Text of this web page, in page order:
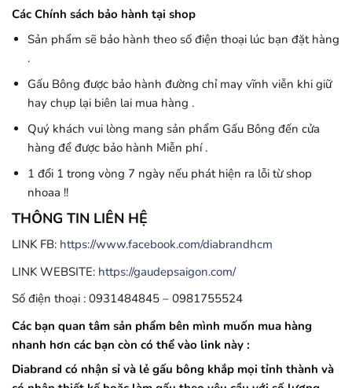
Các Chính sách bảo hành tại shop
Sản phẩm sẽ bảo hành theo số điện thoại lúc bạn đặt hàng
.
Gấu Bông được bảo hành đường chỉ may vĩnh viễn khi giữ
hay chụp lại biên lai mua hàng .
Quý khách vui lòng mang sản phẩm Gấu Bông đến cửa
hàng để được bảo hành Miễn phí .
1 đổi 1 trong vòng 7 ngày nếu phát hiện ra lỗi từ shop
nhoaa !!
THÔNG TIN LIÊN HỆ
LINK FB: https://www.facebook.com/diabrandhcm
LINK WEBSITE: https://gaudepsaigon.com/
Số điện thoại : 0931484845 – 0981755524
Các bạn quan tâm sản phẩm bên mình muốn mua hàng
nhanh hơn các bạn còn có thể vào link này :
Diabrand có nhận sỉ và lẻ gấu bông khắp mọi tỉnh thành và